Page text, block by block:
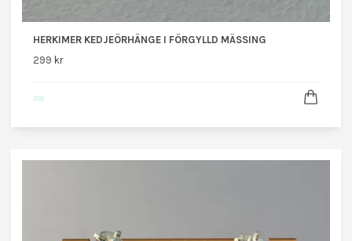
HERKIMER KEDJEÖRHÄNGE I FÖRGYLLD MÄSSING
299 kr